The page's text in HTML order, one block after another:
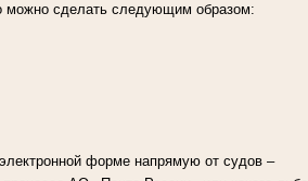
можно сделать следующим образом:
форме напрямую от судов –